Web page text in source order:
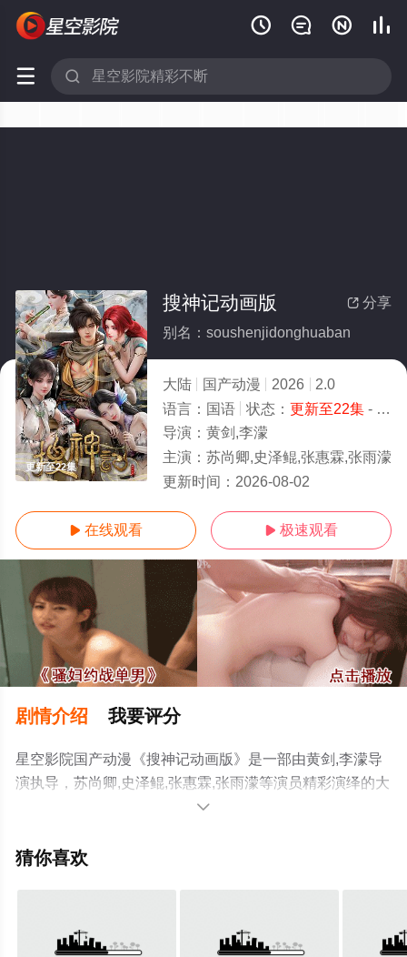
   
 
更新至22集
 分享
搜神记动画版
别名：soushenjidonghuaban
大陆 国产动漫 2026
2.0
语言： 国语 状态： 更新至22集- 免费在线观看
导演： 黄剑,李濛
主演： 苏尚卿,史泽鲲,张惠霖,张雨濛
更新时间： 2026-08-02
 在线观看  极速观看
剧情介绍 我要评分
星空影院国产动漫《搜神记动画版》是一部由黄剑,李濛导
演执导，苏尚卿,史泽鲲,张惠霖,张雨濛等演员精彩演绎的大
陆动漫，手机免费在线观看高清无删减完整版动漫全集就
或剧情网等平台了解。

猜你喜欢